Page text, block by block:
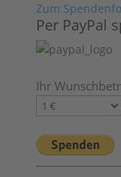
Zum
Per PayPal
Ihr